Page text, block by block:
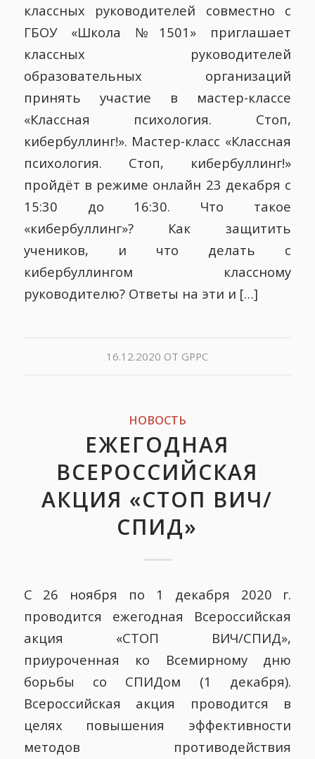
классных руководителей совместно с
ГБОУ «Школа №1501» приглашает
классных руководителей
образовательных организаций
принять участие в мастер-классе
«Классная психология. Стоп,
кибербуллинг!». Мастер-класс «Классная
психология. Стоп, кибербуллинг!»
пройдёт в режиме онлайн 23 декабря с
15:30 до 16:30. Что такое
«кибербуллинг»? Как защитить
учеников, и что делать с
кибербуллингом классному
руководителю? Ответы на эти и […]
16.12.2020 ОТ GPPC
НОВОСТЬ
ЕЖЕГОДНАЯ
ВСЕРОССИЙСКАЯ
АКЦИЯ «СТОП ВИЧ/
СПИД»
С 26 ноября по 1 декабря 2020 г.
проводится ежегодная Всероссийская
акция «СТОП ВИЧ/СПИД»,
приуроченная ко Всемирному дню
борьбы со СПИДом (1 декабря).
Всероссийская акция проводится в
целях повышения эффективности
методов противодействия